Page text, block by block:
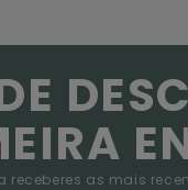
receberes as mais